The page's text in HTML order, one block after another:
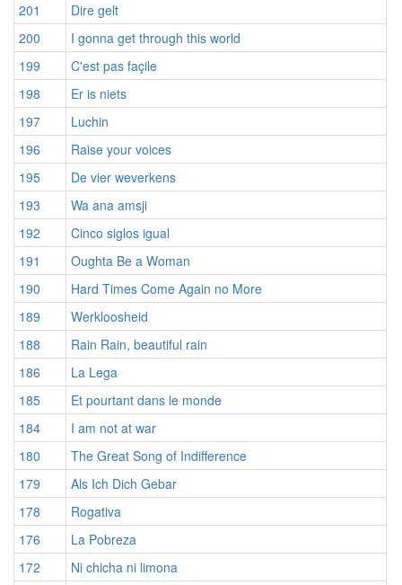
201
Dire gelt
200
I gonna get through this world
199
C'est pas façile
198
Er is niets
197
Luchin
196
Raise your voices
195
De vier weverkens
193
Wa ana amsji
192
Cinco siglos igual
191
Oughta Be a Woman
190
Hard Times Come Again no More
189
Werkloosheid
188
Rain Rain, beautiful rain
186
La Lega
185
Et pourtant dans le monde
184
I am not at war
180
The Great Song of Indifference
179
Als Ich Dich Gebar
178
Rogativa
176
La Pobreza
172
Ni chicha ni limona